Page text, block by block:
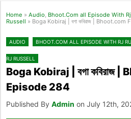
Home » Audio, Bhoot.Com all Episode With
Russell » Boga Kobiraj | বগা কবিরাজ |
AUDIO BHOOT.COM ALL EPISODE WITH RJ
RJ RUSSELL
Boga Kobiraj | বগা কবিরাজ
Episode 284
Published By Admin on July 12th,